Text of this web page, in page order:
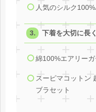
人気のシルク
下着を大切に長
綿100%エアリー
スーピマコットン
ブラセット